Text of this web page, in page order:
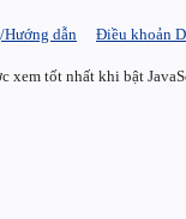
Hướng dẫn Điều khoản
xem tốt nhất khi bật